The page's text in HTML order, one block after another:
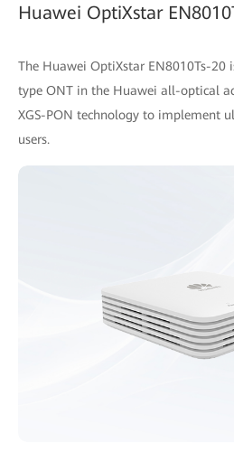
Huawei OptiXstar
The Huawei OptiXstar EN8010Ts-20
type ONT in the Huawei all-optical
XGS-PON technology to implement
users.